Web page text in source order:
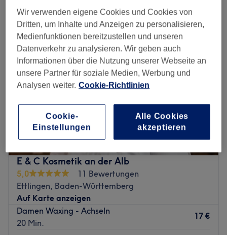
E & C Kosmetik an der Alb
5,0
11 Bewertungen
Ettlingen, Baden-Württemberg
Auf Karte anzeigen
Damen Waxing - Achseln
20 Min.
17 €
Wir verwenden eigene Cookies und Cookies von
Dritten, um Inhalte und Anzeigen zu personalisieren,
Medienfunktionen bereitzustellen und unseren
Datenverkehr zu analysieren. Wir geben auch
Informationen über die Nutzung unserer Webseite an
unsere Partner für soziale Medien, Werbung und
Analysen weiter. Cookie-Richtlinien
Cookie-
Einstellungen
Alle Cookies
akzeptieren